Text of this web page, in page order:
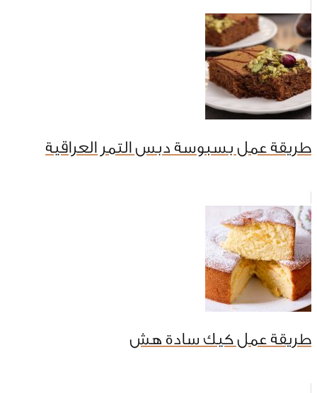
طريقة عمل بسبوسة دبس التمر العراقية
طريقة عمل كيك سادة هش